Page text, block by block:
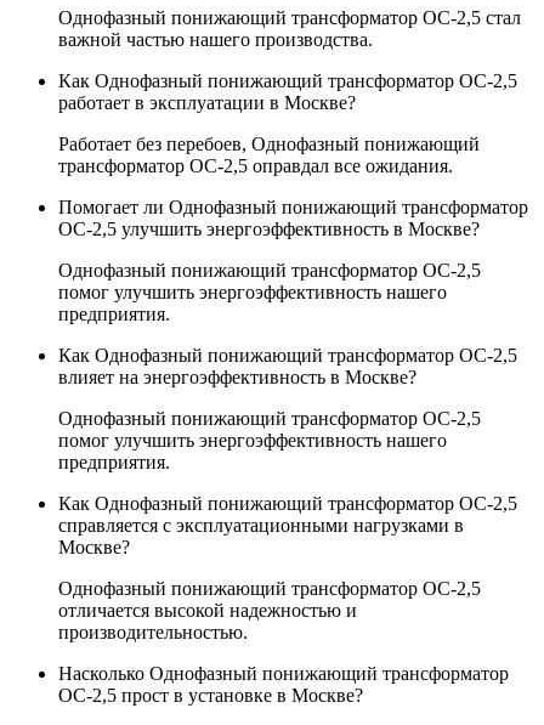
Однофазный понижающий трансформатор ОС-2,5 стал
важной частью нашего производства.
Как Однофазный понижающий трансформатор ОС-2,5
работает в эксплуатации в Москве?
Работает без перебоев, Однофазный понижающий
трансформатор ОС-2,5 оправдал все ожидания.
Помогает ли Однофазный понижающий трансформатор
ОС-2,5 улучшить энергоэффективность в Москве?
Однофазный понижающий трансформатор ОС-2,5
помог улучшить энергоэффективность нашего
предприятия.
Как Однофазный понижающий трансформатор ОС-2,5
влияет на энергоэффективность в Москве?
Однофазный понижающий трансформатор ОС-2,5
помог улучшить энергоэффективность нашего
предприятия.
Как Однофазный понижающий трансформатор ОС-2,5
справляется с эксплуатационными нагрузками в
Москве?
Однофазный понижающий трансформатор ОС-2,5
отличается высокой надежностью и
производительностью.
Насколько Однофазный понижающий трансформатор
ОС-2,5 прост в установке в Москве?